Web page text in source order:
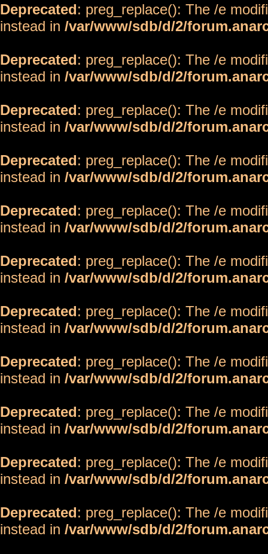
Deprecated: preg_replace(): The /e
instead in /var/www/sdb/d/2/
Deprecated: preg_replace(): The /e
instead in /var/www/sdb/d/2/
Deprecated: preg_replace(): The /e
instead in /var/www/sdb/d/2/
Deprecated: preg_replace(): The /e
instead in /var/www/sdb/d/2/
Deprecated: preg_replace(): The /e
instead in /var/www/sdb/d/2/
Deprecated: preg_replace(): The /e
instead in /var/www/sdb/d/2/
Deprecated: preg_replace(): The /e
instead in /var/www/sdb/d/2/
Deprecated: preg_replace(): The /e
instead in /var/www/sdb/d/2/
Deprecated: preg_replace(): The /e
instead in /var/www/sdb/d/2/
Deprecated: preg_replace(): The /e
instead in /var/www/sdb/d/2/
Deprecated: preg_replace(): The /e
instead in /var/www/sdb/d/2/